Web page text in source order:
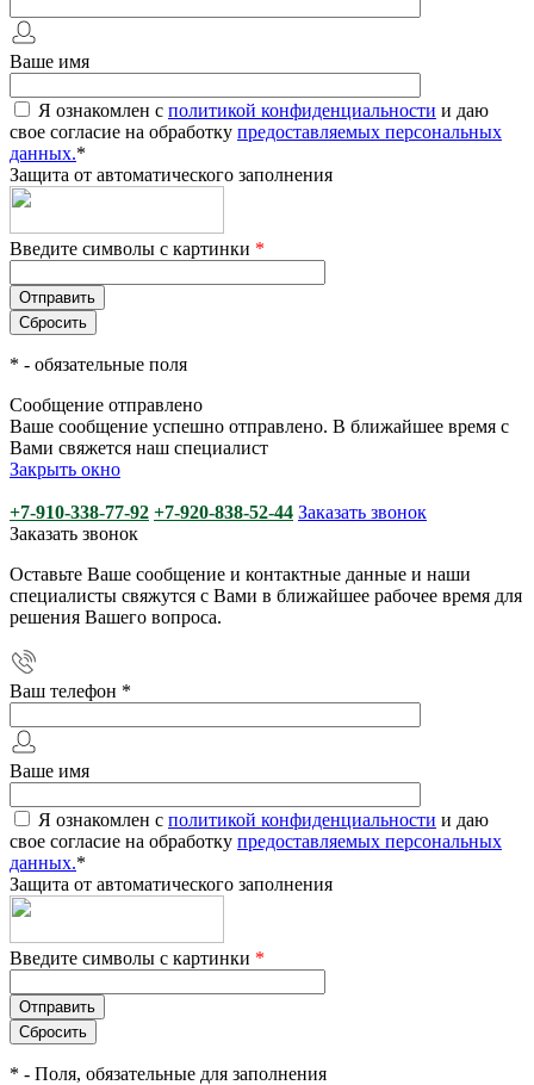
Ваше имя
Я ознакомлен с политикой конфиденциальности и даю
свое согласие на обработку предоставляемых персональных
данных.*
Защита от автоматического заполнения
Введите символы с картинки *
* - обязательные поля
Сообщение отправлено
Ваше сообщение успешно отправлено. В ближайшее время с
Вами свяжется наш специалист
Закрыть окно
+7-910-338-77-92 +7-920-838-52-44 Заказать звонок
Заказать звонок
Оставьте Ваше сообщение и контактные данные и наши
специалисты свяжутся с Вами в ближайшее рабочее время для
решения Вашего вопроса.
Ваш телефон *
Ваше имя
Я ознакомлен с политикой конфиденциальности и даю
свое согласие на обработку предоставляемых персональных
данных.*
Защита от автоматического заполнения
Введите символы с картинки *
* - Поля, обязательные для заполнения